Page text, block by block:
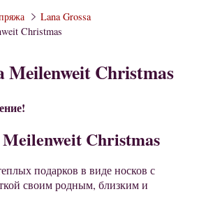
Lana Grossa
Christmas
Meilenweit Christmas
Christmas
подарков в виде носков с
своим родным, близким и